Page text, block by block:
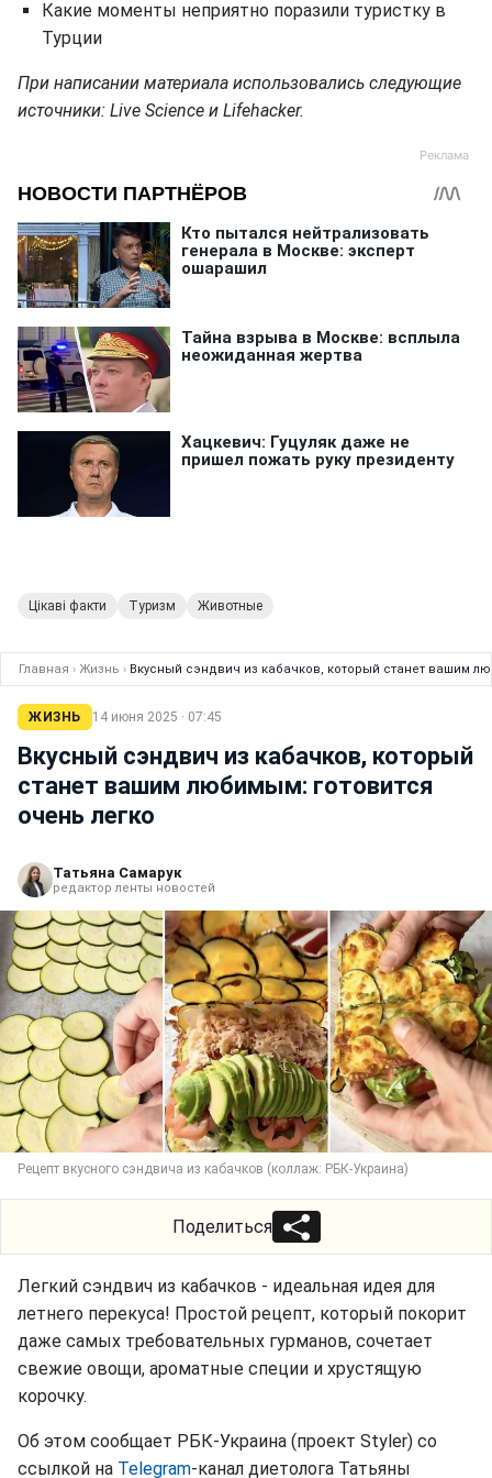
Какие моменты неприятно поразили туристку в
Турции
При написании материала использовались следующие
источники: Live Science и Lifehacker.
Цікаві факти Туризм Животные
Главная › Жизнь › Вкусный сэндвич из кабачков, который станет вашим
ЖИЗНЬ 14 июня 2025 · 07:45
Вкусный сэндвич из кабачков, который
станет вашим любимым: готовится
очень легко
Татьяна Самарук
редактор ленты новостей
Рецепт вкусного сэндвича из кабачков (коллаж: РБК-Украина)
Поделиться
Легкий сэндвич из кабачков - идеальная идея для
летнего перекуса! Простой рецепт, который покорит
даже самых требовательных гурманов, сочетает
свежие овощи, ароматные специи и хрустящую
корочку.
Об этом сообщает РБК-Украина (проект Styler) со
ссылкой на Telegram-канал диетолога Татьяны